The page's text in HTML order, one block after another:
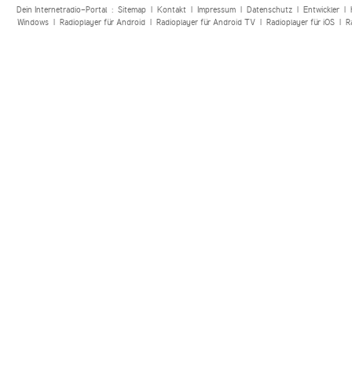
Dein Internetradio-Portal : Sitemap| Kontakt| Impressum| Datenschutz| Entwickler|
Windows| Radioplayer für Android| Radioplayer für Android TV| Radioplayer für iOS|